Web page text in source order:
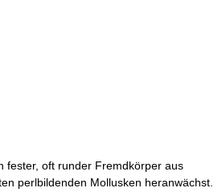
fester, oft runder Fremdkörper aus
perlbildenden Mollusken heranwächst.